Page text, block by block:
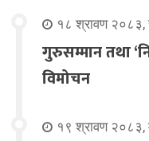
१८ श्रावण २०८३,
गुरुसम्मान तथा
विमोचन
१९ श्रावण २०८३,